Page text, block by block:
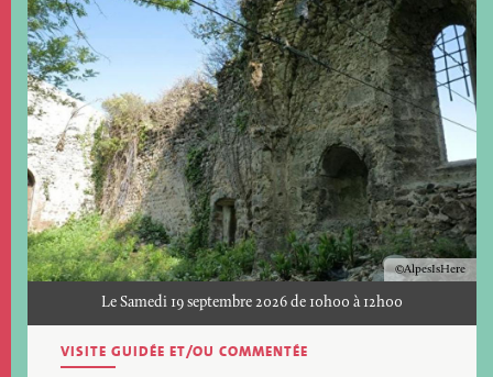
Copyright
AlpesIsHere
Le Samedi 19 septembre 2026 de 10h00 à 12h00
VISITE GUIDÉE ET/OU COMMENTÉE